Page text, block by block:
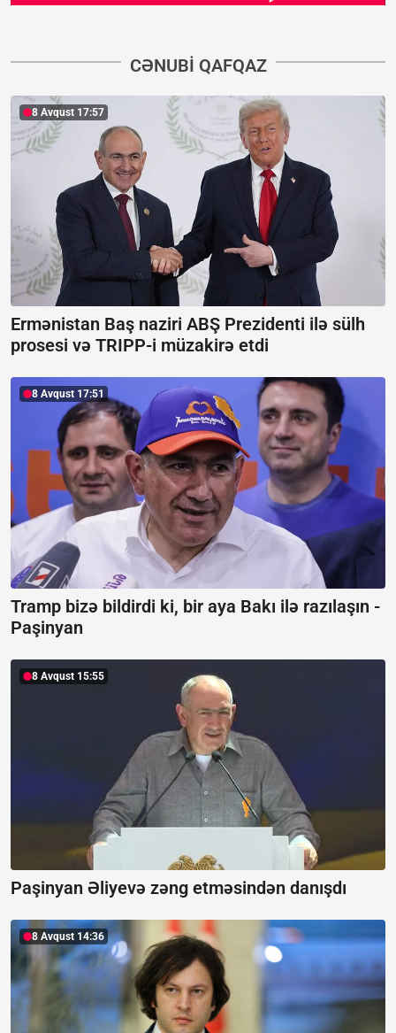
CƏNUBI QAFQAZ
8 Avqust 17:57
Ermənistan Baş naziri ABŞ Prezidenti ilə sülh
prosesi və TRIPP-i müzakirə etdi
8 Avqust 17:51
Tramp bizə bildirdi ki, bir aya Bakı ilə razılaşın -
Paşinyan
8 Avqust 15:55
Paşinyan Əliyevə zəng etməsindən danışdı
8 Avqust 14:36